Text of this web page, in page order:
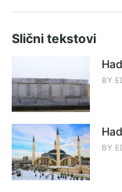
o
r
:
:Slični tekstovi
BY
BY